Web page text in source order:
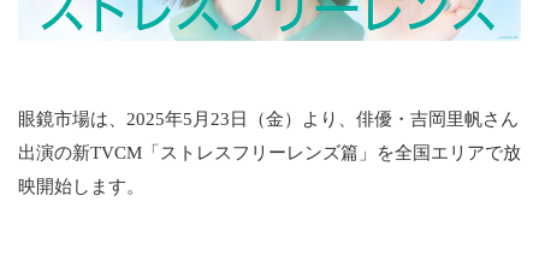
眼鏡市場は、2025年5月23日（金）より、俳優・吉岡里帆さん
出演の新TVCM「ストレスフリーレンズ篇」を全国エリアで放
映開始します。